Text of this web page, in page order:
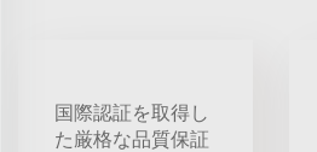
国際認証を取得し
た厳格な品質保証